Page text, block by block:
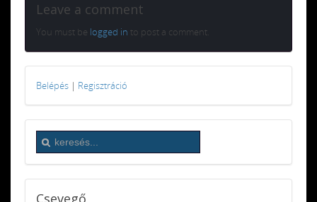
Leave a comment
You must be logged in to post a comment.
Belépés | Regisztráció